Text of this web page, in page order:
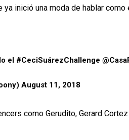
inició una moda de hablar como
el #CeciSuárezChallenge
August 11, 2018
como Gerudito, Gerard